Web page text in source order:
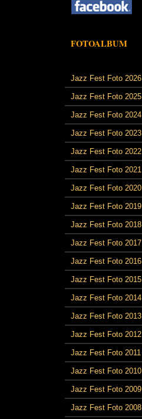
FOTOALBUM
Jazz Fest Foto 2026
Jazz Fest Foto 2025
Jazz Fest Foto 2024
Jazz Fest Foto 2023
Jazz Fest Foto 2022
Jazz Fest Foto 2021
Jazz Fest Foto 2020
Jazz Fest Foto 2019
Jazz Fest Foto 2018
Jazz Fest Foto 2017
Jazz Fest Foto 2016
Jazz Fest Foto 2015
Jazz Fest Foto 2014
Jazz Fest Foto 2013
Jazz Fest Foto 2012
Jazz Fest Foto 2011
Jazz Fest Foto 2010
Jazz Fest Foto 2009
Jazz Fest Foto 2008